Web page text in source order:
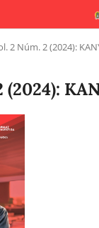
2 Núm. 2 (2024):
(2024):